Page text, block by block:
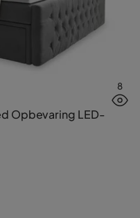
8
Opbevaring LED-